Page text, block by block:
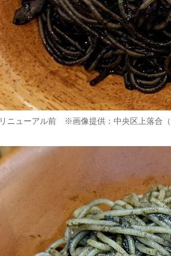
リニューアル前 ※画像提供：中央区上落合（